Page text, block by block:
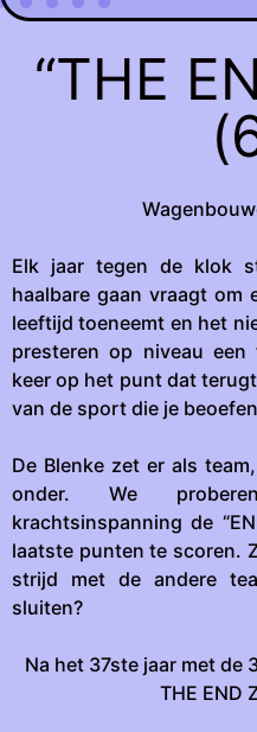
“THE
Elk jaar tegen de klok
haalbare gaan vraagt om
leeftijd toeneemt en het
presteren op niveau
keer op het punt dat
van de sport die je
De Blenke zet er als
onder. We
krachtsinspanning de
laatste punten te scoren.
strijd met de andere
sluiten?
Na het 37ste jaar met de
THE END